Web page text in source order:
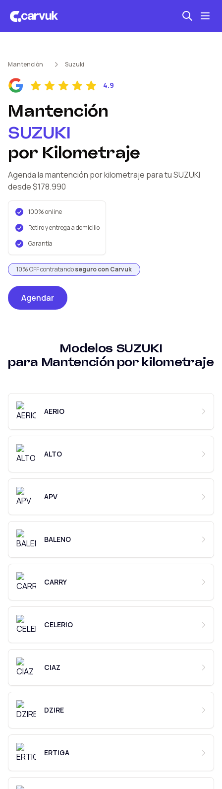
Mantención kilometraje
Revisión técnica
Mantención Suzuki
4.9
Mantención
SUZUKI
por Kilometraje
Agenda la mantención por kilometraje para tu SUZUKI
desde $178.990
100% online
Retiro y entrega a domicilio
Garantía
10% OFF contratandoseguro con Carvuk
Agendar
Modelos SUZUKI
para Mantención por kilometraje
AERIO
ALTO
APV
BALENO
CARRY
CELERIO
CIAZ
DZIRE
ERTIGA